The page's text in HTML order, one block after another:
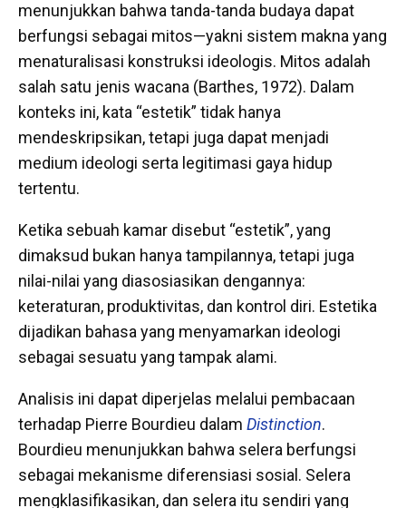
menunjukkan bahwa tanda-tanda budaya dapat
berfungsi sebagai mitos—yakni sistem makna yang
menaturalisasi konstruksi ideologis. Mitos adalah
salah satu jenis wacana (Barthes, 1972). Dalam
konteks ini, kata “estetik” tidak hanya
mendeskripsikan, tetapi juga dapat menjadi
medium ideologi serta legitimasi gaya hidup
tertentu.
Ketika sebuah kamar disebut “estetik”, yang
dimaksud bukan hanya tampilannya, tetapi juga
nilai-nilai yang diasosiasikan dengannya:
keteraturan, produktivitas, dan kontrol diri. Estetika
dijadikan bahasa yang menyamarkan ideologi
sebagai sesuatu yang tampak alami.
Analisis ini dapat diperjelas melalui pembacaan
terhadap Pierre Bourdieu dalam Distinction.
Bourdieu menunjukkan bahwa selera berfungsi
sebagai mekanisme diferensiasi sosial. Selera
mengklasifikasikan, dan selera itu sendiri yang